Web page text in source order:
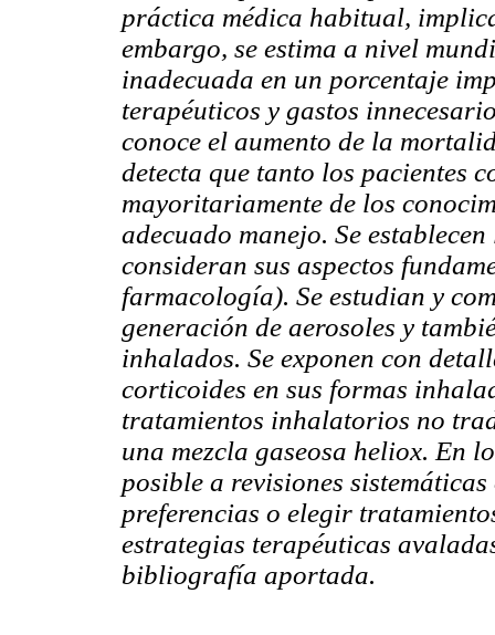
práctica médica habitual,
embargo, se estima a nivel
inadecuada en un porcentaje
terapéuticos y gastos
conoce el aumento de la
detecta que tanto los pacientes
mayoritariamente de los
adecuado manejo. Se
consideran sus aspectos
farmacología). Se estudian y
generación de aerosoles y
inhalados. Se exponen con
corticoides en sus formas
tratamientos inhalatorios no
una mezcla gaseosa heliox. En
posible a revisiones
preferencias o elegir
estrategias terapéuticas
bibliografía aportada.